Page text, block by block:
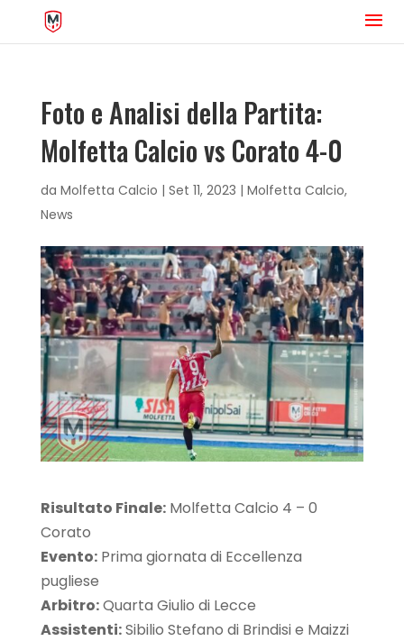
Foto e Analisi della Partita:
Molfetta Calcio vs Corato 4-0
da Molfetta Calcio | Set 11, 2023 | Molfetta Calcio,
News
Risultato Finale:Molfetta Calcio 4 – 0
Corato
Evento:Prima giornata di Eccellenza
pugliese
Arbitro:Quarta Giulio di Lecce
Assistenti:Sibilio Stefano di Brindisi e Maizzi